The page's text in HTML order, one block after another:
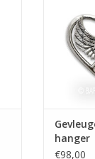
hanger
€98,00